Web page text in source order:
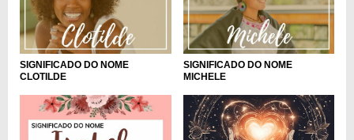
SIGNIFICADO DO NOME
CLOTILDE
SIGNIFICADO DO NOME
MICHELE